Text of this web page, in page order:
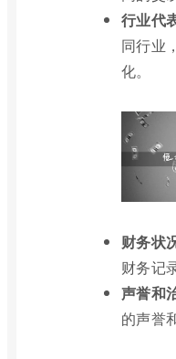
行业代
同行业
化。
财务状
财务记
声誉和
的声誉